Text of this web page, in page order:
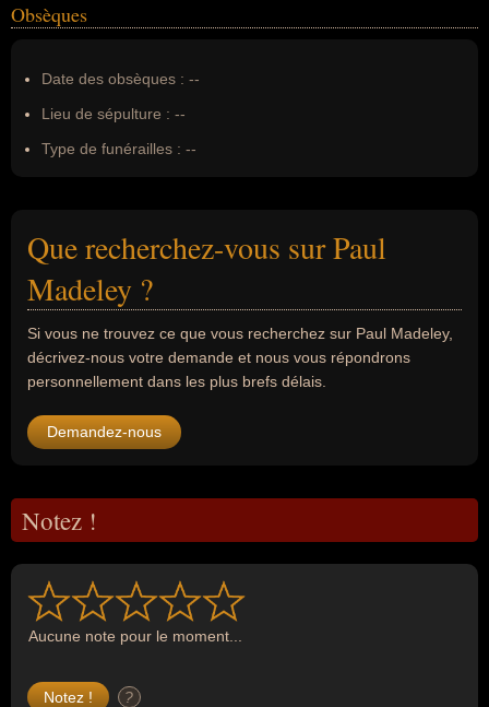
Obsèques
Date des obsèques : --
Lieu de sépulture : --
Type de funérailles : --
Que recherchez-vous sur Paul
Madeley ?
Si vous ne trouvez ce que vous recherchez sur Paul Madeley,
décrivez-nous votre demande et nous vous répondrons
personnellement dans les plus brefs délais.
Demandez-nous
Notez !
Aucune note pour le moment...
?